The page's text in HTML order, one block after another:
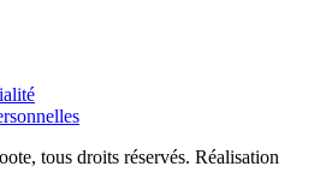
tous droits réservés. Réalisation